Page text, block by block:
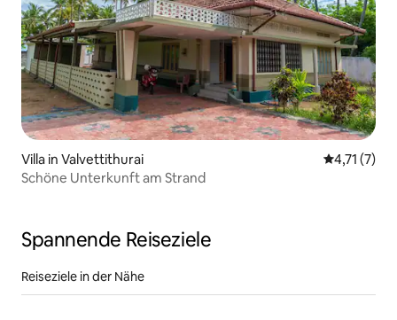
Villa in Valvettithurai
4,71 (7)
Schöne Unterkunft am Strand
Spannende Reiseziele
Reiseziele in der Nähe